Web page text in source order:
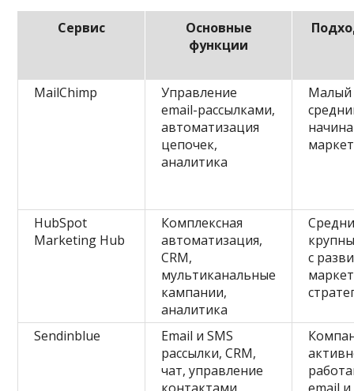
Сервис
Основные
функции
MailChimp
Управление
email-рассылками,
автоматизация
цепочек,
аналитика
Малый
HubSpot
Marketing Hub
Комплексная
автоматизация,
CRM,
мультиканальные
кампании,
аналитика
с
Sendinblue
Email и SMS
рассылки, CRM,
чат, управление